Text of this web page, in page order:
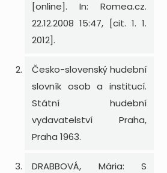
[online]. In: Romea.cz.
22.12.2008 15:47, [cit. 1. 1.
2012].
Česko-slovenský hudební
slovník osob a institucí.
Státní hudební
vydavatelství Praha,
Praha 1963.
DRABBOVÁ, Mária: S